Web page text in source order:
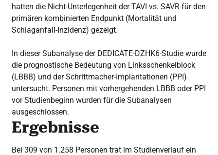
hatten die Nicht-Unterlegenheit der TAVI vs. SAVR für den
primären kombinierten Endpunkt (Mortalität und
Schlaganfall-Inzidenz) gezeigt.
In dieser Subanalyse der DEDICATE-DZHK6-Studie wurde
die prognostische Bedeutung von Linksschenkelblock
(LBBB) und der Schrittmacher-Implantationen (PPI)
untersucht. Personen mit vorhergehenden LBBB oder PPI
vor Studienbeginn wurden für die Subanalysen
ausgeschlossen.
Ergebnisse
Bei 309 von 1.258 Personen trat im Studienverlauf ein